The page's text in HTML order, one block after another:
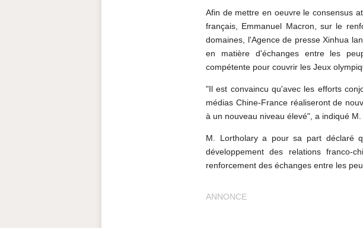
Afin de mettre en oeuvre le consensus
français, Emmanuel Macron, sur le
domaines, l'Agence de presse Xinhua
en matière d'échanges entre les
compétente pour couvrir les Jeux
"Il est convaincu qu'avec les efforts
médias Chine-France réaliseront de
à un nouveau niveau élevé", a indiqué M.
M. Lortholary a pour sa part déclaré
développement des relations franco-
renforcement des échanges entre les
ANNONCE